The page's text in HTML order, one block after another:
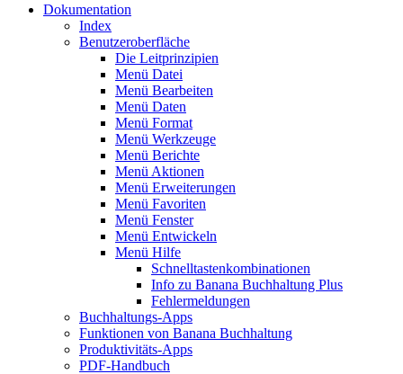
Dokumentation
Index
Benutzeroberfläche
Die Leitprinzipien
Menü Datei
Menü Bearbeiten
Menü Daten
Menü Format
Menü Werkzeuge
Menü Berichte
Menü Aktionen
Menü Erweiterungen
Menü Favoriten
Menü Fenster
Menü Entwickeln
Menü Hilfe
Schnelltastenkombinationen
Info zu Banana Buchhaltung Plus
Fehlermeldungen
Buchhaltungs-Apps
Funktionen von Banana Buchhaltung
Produktivitäts-Apps
PDF-Handbuch